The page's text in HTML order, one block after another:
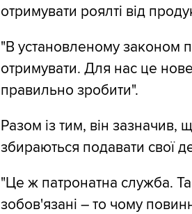
отримувати роялті від
"В установленому законом
отримувати. Для нас це
правильно зробити".
Разом із тим, він зазначив,
збираються подавати свої
"Це ж патронатна служба.
зобов'язані – то чому